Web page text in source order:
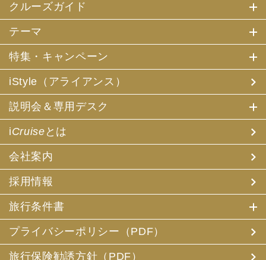
クルーズガイド
テーマ
特集・キャンペーン
iStyle（アライアンス）
説明会＆専用デスク
iCruise とは
会社案内
採用情報
旅行条件書
プライバシーポリシー（PDF）
旅行保険勧誘方針（PDF）